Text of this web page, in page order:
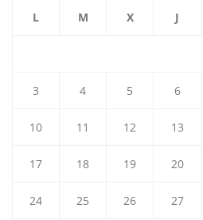
L M X J
3 4 5 6
10 11 12 13
17 18 19 20
24 25 26 27